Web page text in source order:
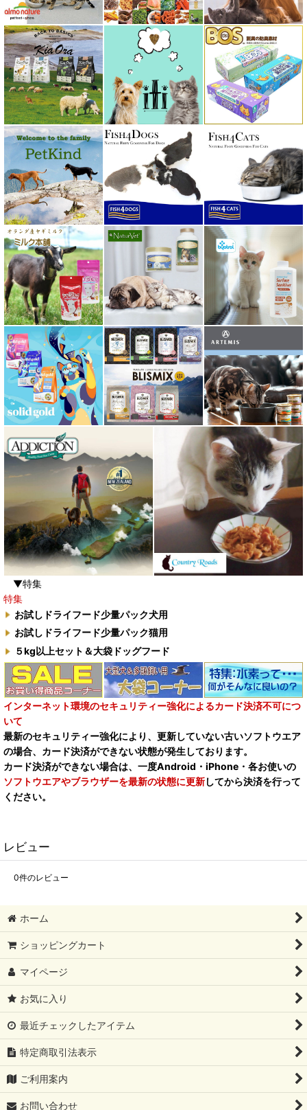
▼特集
特集
お試しドライフード少量パック犬用
お試しドライフード少量パック猫用
５kg以上セット＆大袋ドッグフード
インターネット環境のセキュリティー強化によるカード決済不可につ
いて
最新のセキュリティー強化により、更新していない古いソフトウエア
の場合、カード決済ができない状態が発生しております。
カード決済ができない場合は、一度Android・iPhone・各お使いの
ソフトウエアやブラウザーを最新の状態に更新してから決済を行って
ください。
レビュー
0件のレビュー
ホーム
ショッピングカート
マイページ
お気に入り
最近チェックしたアイテム
特定商取引法表示
ご利用案内
お問い合わせ